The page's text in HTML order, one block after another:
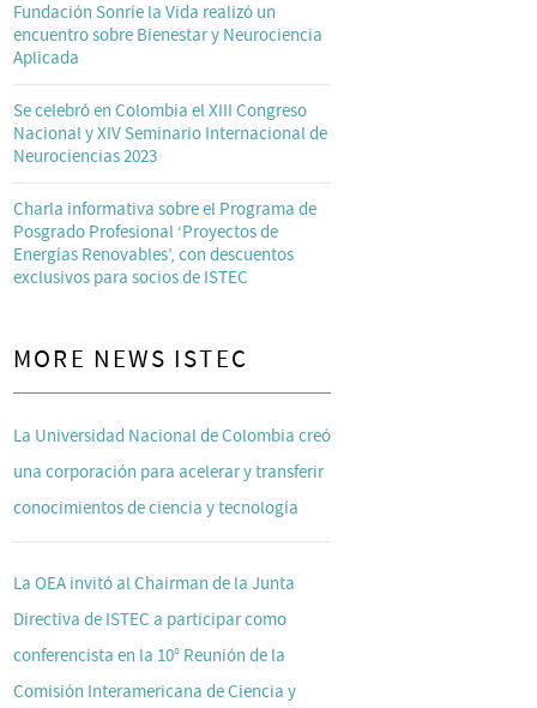
Fundación Sonríe la Vida realizó un
encuentro sobre Bienestar y Neurociencia
Aplicada
Se celebró en Colombia el XIII Congreso
Nacional y XIV Seminario Internacional de
Neurociencias 2023
Charla informativa sobre el Programa de
Posgrado Profesional ‘Proyectos de
Energías Renovables’, con descuentos
exclusivos para socios de ISTEC
MORE NEWS ISTEC
La Universidad Nacional de Colombia creó
una corporación para acelerar y transferir
conocimientos de ciencia y tecnología
La OEA invitó al Chairman de la Junta
Directiva de ISTEC a participar como
conferencista en la 10° Reunión de la
Comisión Interamericana de Ciencia y